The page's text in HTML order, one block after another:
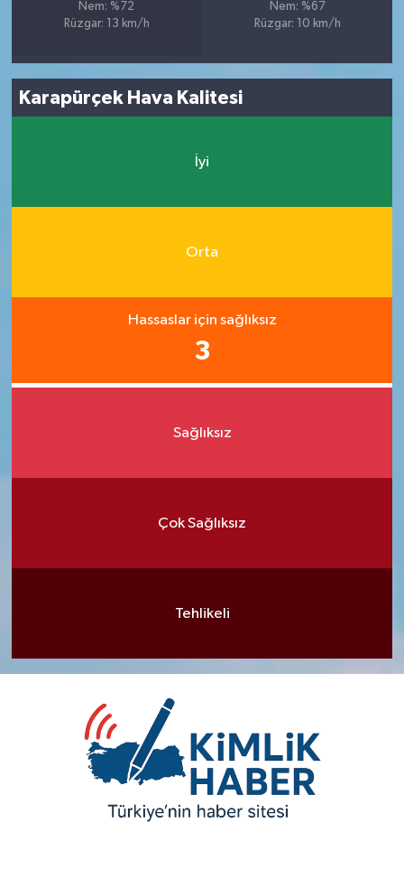
Nem: %72
Rüzgar: 13 km/h
Nem: %67
Rüzgar: 10 km/h
Karapürçek Hava Kalitesi
İyi
Orta
Hassaslar için sağlıksız
3
Sağlıksız
Çok Sağlıksız
Tehlikeli